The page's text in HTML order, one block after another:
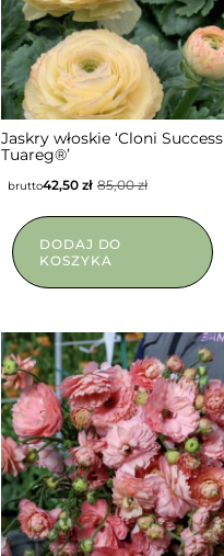
NIEDOSTĘPNY
Jaskry włoskie ‘Cloni Success
Tuareg®’
85,00zł
42,50 zł
brutto
DODAJ DO
KOSZYKA